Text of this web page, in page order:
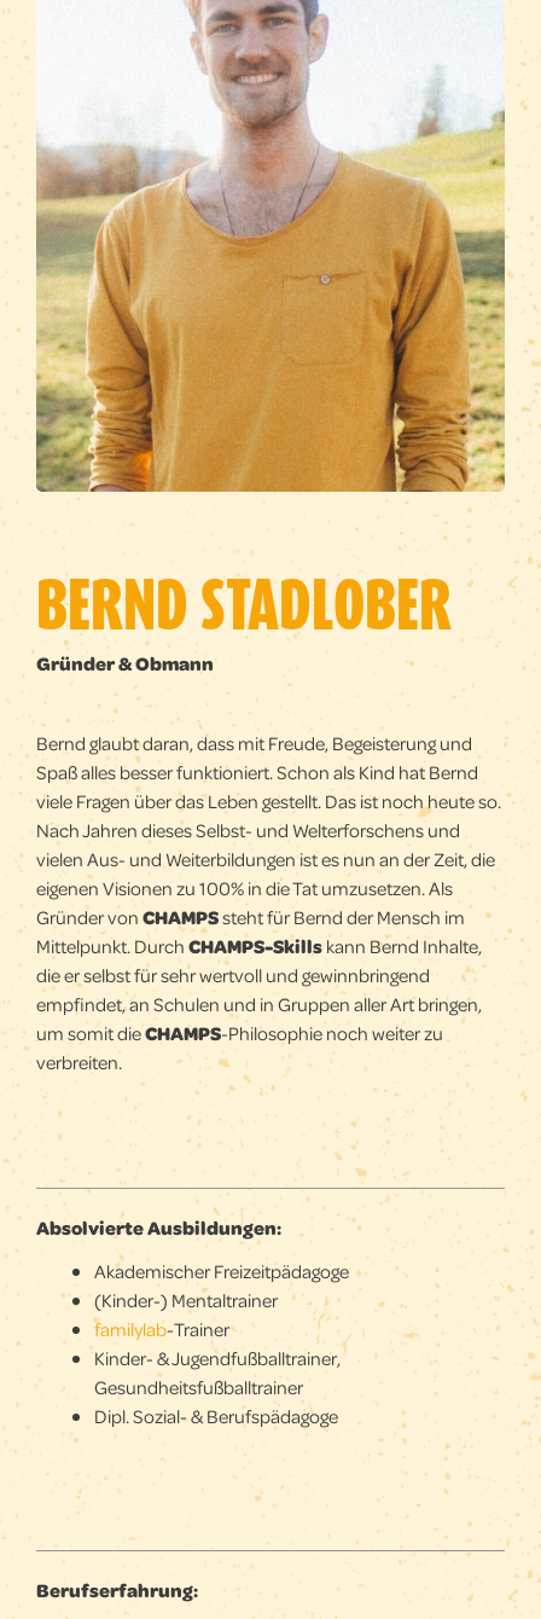
BERND STADLOBER
Gründer & Obmann
Bernd glaubt daran, dass mit Freude, Begeisterung und
Spaß alles besser funktioniert. Schon als Kind hat Bernd
viele Fragen über das Leben gestellt. Das ist noch heute so.
Nach Jahren dieses Selbst- und Welterforschens und
vielen Aus- und Weiterbildungen ist es nun an der Zeit, die
eigenen Visionen zu 100% in die Tat umzusetzen. Als
Gründer vonCHAMPSsteht für Bernd der Mensch im
Mittelpunkt. DurchCHAMPS-Skillskann Bernd Inhalte,
die er selbst für sehr wertvoll und gewinnbringend
empfindet, an Schulen und in Gruppen aller Art bringen,
um somit dieCHAMPS-Philosophie noch weiter zu
verbreiten.
Absolvierte Ausbildungen:
Akademischer Freizeitpädagoge
(Kinder-) Mentaltrainer
familylab-Trainer
Kinder- & Jugendfußballtrainer,
Gesundheitsfußballtrainer
Dipl. Sozial- & Berufspädagoge
Berufserfahrung: